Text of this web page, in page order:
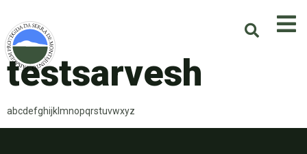
testsarvesh
abcdefghijklmnopqrstuvwxyz